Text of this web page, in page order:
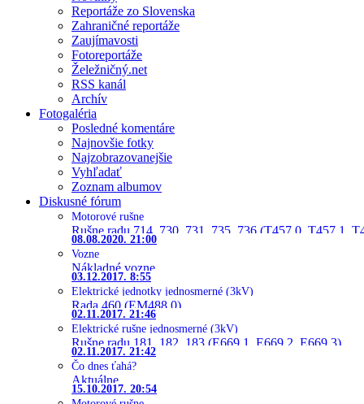
Reportáže zo Slovenska
Zahraničné reportáže
Zaujímavosti
Fotoreportáže
Želežničný.net
RSS kanál
Archív
Fotogaléria
Posledné komentáre
Najnovšie fotky
Najzobrazovanejšie
Vyhľadať
Zoznam albumov
Diskusné fórum
Motorové rušne
Rušne radu 714, 730, 731, 735, 736 (T457.0, T457.1,
08.08.2020. 21:00
Vozne
Nákladné vozne
03.12.2017. 8:55
Elektrické jednotky jednosmerné (3kV)
Rada 460 (EM488.0)
02.11.2017. 21:46
Elektrické rušne jednosmerné (3kV)
Rušne radu 181, 182, 183 (E669.1, E669.2, E669.3)
02.11.2017. 21:42
Čo dnes ťahá?
Aktuálne
15.10.2017. 20:54